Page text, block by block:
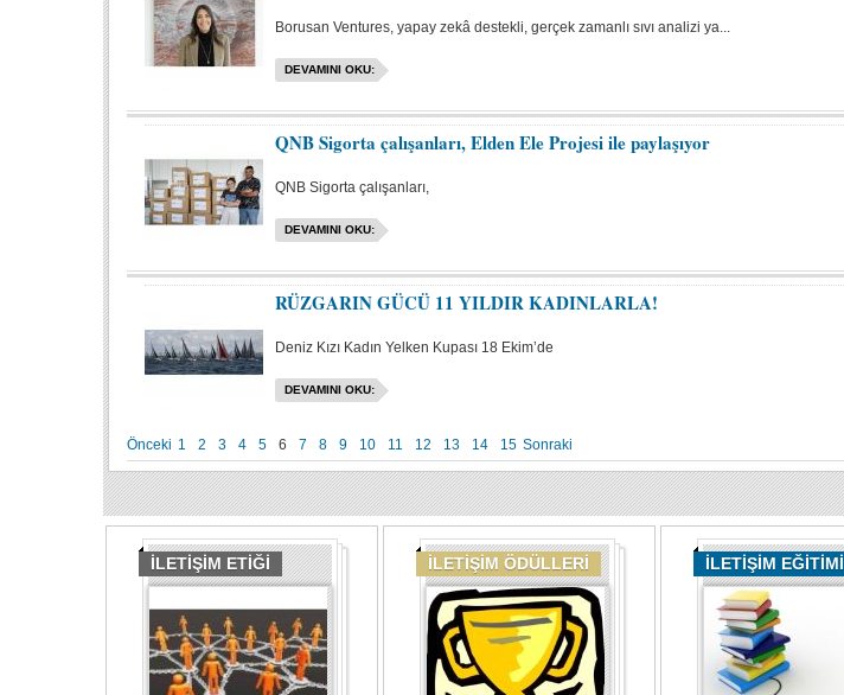
Borusan Ventures, yapay zekâ destekli, gerçek zamanlı sıvı analizi ya...
DEVAMINI OKU:
QNB Sigorta çalışanları, Elden Ele Projesi ile paylaşıyor
QNB Sigorta çalışanları,
DEVAMINI OKU:
RÜZGARIN GÜCÜ 11 YILDIR KADINLARLA!
Deniz Kızı Kadın Yelken Kupası 18 Ekim’de
DEVAMINI OKU:
Önceki 1 2 3 4 5 6 7 8 9 10 11 12 13 14 15 Sonraki
İLETİŞİM ETİĞİ İLETİŞİM ÖDÜLLERİ İLETİŞİM EĞİTİMİ